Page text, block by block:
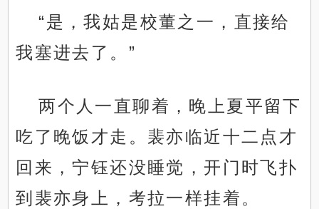
“是，我姑是校董之一，直接给
我塞进去了。”
两个人一直聊着，晚上夏平留下
吃了晚饭才走。裴亦临近十二点才
回来，宁钰还没睡觉，开门时飞扑
到裴亦身上，考拉一样挂着。